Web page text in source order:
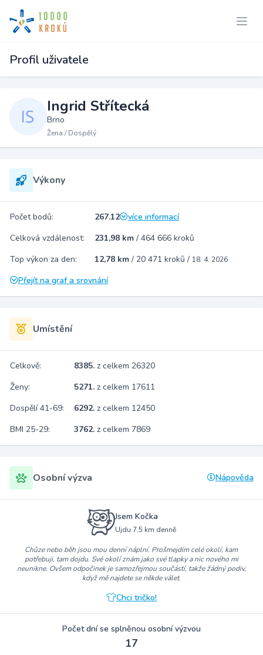
Profil uživatele
Ingrid Střítecká
Brno
Žena / Dospělý
Výkony
Počet bodů: 267.12
více informací
Celková vzdálenost:
231,98 km / 464 666 kroků
Top výkon za den:
12,78 km / 20 471 kroků / 18. 4. 2026
Přejít na graf a srovnání
Umístění
Celkově: 8385. z celkem 26320
Ženy:
5271. z celkem 17611
Dospělí 41-69:
6292. z celkem 12450
BMI 25-29:
3762. z celkem 7869
Osobní výzva Nápověda
Jsem Kočka
Ujdu 7.5 km denně
Chůze nebo běh jsou mou denní náplní. Prošmejdím celé okolí, kam
potřebuji, tam dojdu. Své okolí znám jako své tlapky a nic nového mi
neunikne. Ovšem odpočinek je samozřejmou součástí, takže žádný podiv,
když mě najdete se někde válet.
Chci tričko!
Počet dní se splněnou osobní výzvou
17